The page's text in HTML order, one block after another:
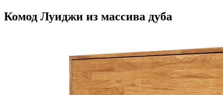
Комод Луиджи из массива дуба